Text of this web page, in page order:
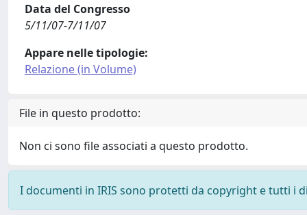
Data del Congresso
5/11/07-7/11/07
Appare nelle tipologie:
Relazione (in Volume)
File in questo prodotto:
Non ci sono file associati a questo prodotto.
I documenti in IRIS sono protetti da copyright e tutti i